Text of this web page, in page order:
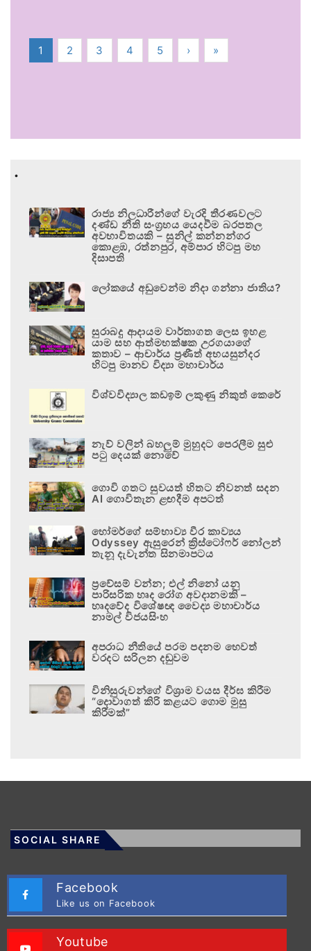
1 2 3 4 5 › »
.
රාජ්‍ය නිලධාරීන්ගේ වැරදි තීරණවලට
දණ්ඩ නීති සංග්‍රහය යෙදවීම බරපතල
අවභාවිතයකි – සුනිල් කන්නන්ගර
කොළඹ, රත්නපුර, අම්පාර හිටපු මහ
දිසාපති
ලෝකයේ අඩුවෙන්ම නිදා ගන්නා ජාතිය?
සුරාබදු ආදායම වාර්තාගත ලෙස ඉහළ
යාම සහ ආත්මභක්ෂක උරගයාගේ
කතාව – ආචාර්ය ප්‍රණීත් අභයසුන්දර
හිටපු මානව විද්‍යා මහාචාර්ය
විශ්වවිද්‍යාල කඩඉම් ලකුණු නිකුත් කෙරේ
නැව් වලින් බහලුම් මුහුදට පෙරලීම සුළු
පටු දෙයක් නොවේ
ගොවි ගතට සුවයත් හිතට නිවනත් සදන
AI ගොවිතැන ළඟදීම අපටත්
හෝමර්ගේ සම්භාව්‍ය වීර කාව්‍යය
Odyssey ඇසුරෙන් ක්‍රිස්ටෝෆර් නෝලන්
තැනූ දැවැන්ත සිනමාපටය
ප්‍රවේසම් වන්න; එල් නිනෝ යනු
පාරිසරික හෘද රෝග අවදානමකි –
හෘදවේද විශේෂඥ වෛද්‍ය මහාචාර්ය
නාමල් විජයසිංහ
අපරාධ නීතියේ පරම පදනම හෙවත්
වරදට සරිලන දඬුවම
විනිසුරුවන්ගේ විශ්‍රාම වයස දීර්ඝ කිරීම
“දොවාගත් කිරි කළයට ගොම මුසු
කිරීමක්”
SOCIAL SHARE
Facebook
Like us on Facebook
Youtube